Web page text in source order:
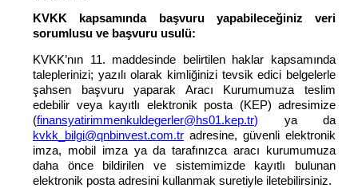
KVKK kapsamında başvuru yapabileceğiniz veri
sorumlusu ve başvuru usulü:
KVKK’nın 11. maddesinde belirtilen haklar kapsamında
taleplerinizi; yazılı olarak kimliğinizi tevsik edici belgelerle
şahsen başvuru yaparak Aracı Kurumumuza teslim
edebilir veya kayıtlı elektronik posta (KEP) adresimize
(finansyatirimmenkuldegerler@hs01.kep.tr) ya da
kvkk_bilgi@qnbinvest.com.tr adresine, güvenli elektronik
imza, mobil imza ya da tarafınızca aracı kurumumuza
daha önce bildirilen ve sistemimizde kayıtlı bulunan
elektronik posta adresini kullanmak suretiyle iletebilirsiniz.